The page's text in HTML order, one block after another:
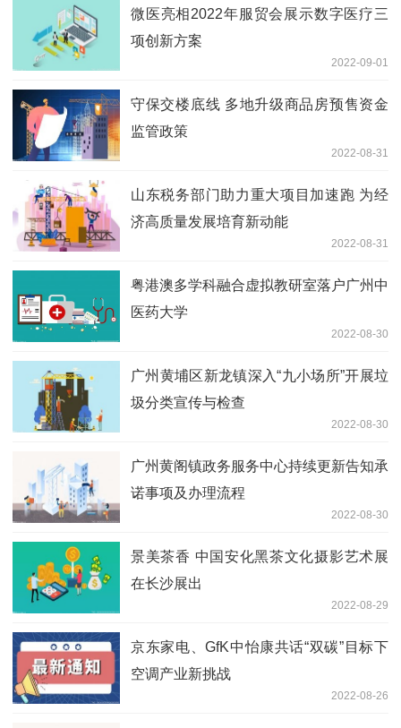
微医亮相2022年服贸会展示数字医疗三
项创新方案
2022-09-01
守保交楼底线 多地升级商品房预售资金
监管政策
2022-08-31
山东税务部门助力重大项目加速跑 为经
济高质量发展培育新动能
2022-08-31
粤港澳多学科融合虚拟教研室落户广州中
医药大学
2022-08-30
广州黄埔区新龙镇深入“九小场所”开展垃
圾分类宣传与检查
2022-08-30
广州黄阁镇政务服务中心持续更新告知承
诺事项及办理流程
2022-08-30
景美茶香 中国安化黑茶文化摄影艺术展
在长沙展出
2022-08-29
京东家电、GfK中怡康共话“双碳”目标下
空调产业新挑战
2022-08-26